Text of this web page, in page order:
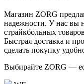
Магазин ZORG
надежности. У нас вы
страйкбольных
Быстрая доставка и
сделать покупку
Выбирайте ZORG —